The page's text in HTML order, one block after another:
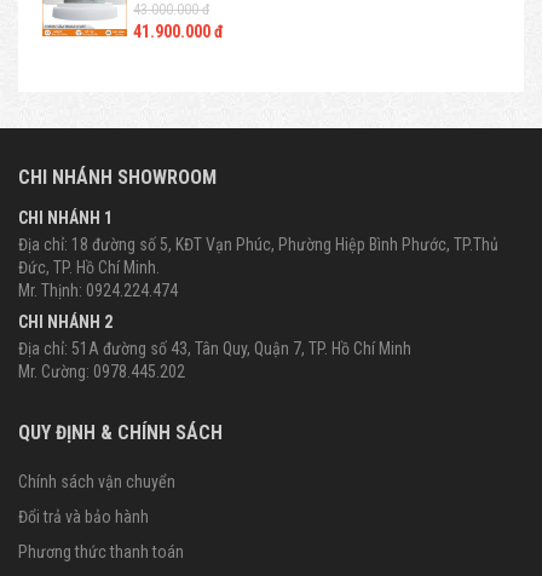
43.000.000 đ
41.900.000 đ
CHI NHÁNH SHOWROOM
CHI NHÁNH 1
Địa chỉ: 18 đường số 5, KĐT Vạn Phúc, Phường Hiệp Bình Phước, TP.Thủ
Đức, TP. Hồ Chí Minh.
Mr. Thịnh: 0924.224.474
CHI NHÁNH 2
Địa chỉ: 51A đường số 43, Tân Quy, Quận 7, TP. Hồ Chí Minh
Mr. Cường: 0978.445.202
QUY ĐỊNH & CHÍNH SÁCH
Chính sách vận chuyển
Đổi trả và bảo hành
Phương thức thanh toán